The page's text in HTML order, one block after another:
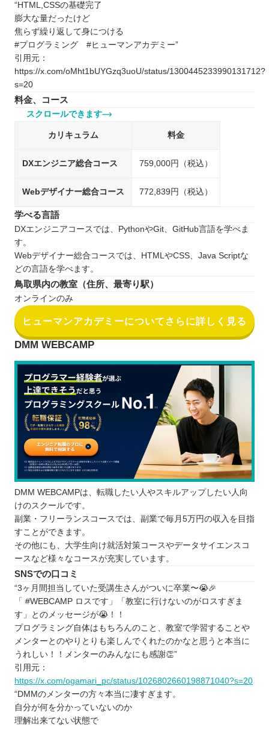
“HTML,CSSの基礎完了
膨大な量だったけど
焦らず繰り返して身につける
#プログラミング #ヒューマンアカデミー”
引用元：
https://x.com/oMht1bUYGzq3uoU/status/1300445233990131712?
s=20
料金、コース
スクロールできます
カリキュラム 料金
DXエンジニア総合コース 759,000円（税込）
Webデザイナー総合コース 772,839円（税込）
学べる言語
DXエンジニアコースでは、PythonやGit、GitHub言語を学べま
す。
Webデザイナー総合コースでは、HTMLやCSS、Java Scriptな
どの言語を学べます。
鳥取県内の教室（住所、最寄り駅）
オンラインのみ
ヒューマンアカデミーについてさらに詳しく見る
DMM WEBCAMP
DMM WEBCAMPは、転職したい人やスキルアップしたい人向
けのスクールです。
副業・フリーランスコースでは、副業で毎月5万円の収入を目指
すことができます。
その他にも、大学生向け就活対策コースやデータサイエンスコ
ースなど様々なコースが充実しています。
SNSでの口コミ
“3ヶ月間担当していた受講生さんがついに卒業〜😭🎉
「 #WEBCAMP ロスです」「教室に行けないのがロスすぎま
す」とのメッセージが😭！！
プログラミング自体はもちろんのこと、教室で学習することや
メンターとのやりとりも楽しんでくれたのかなと思うと本当に
うれしい！！メンターのみんなにも感謝👏”
引用元：
https://x.com/ogamari_pc/status/1026802660198871040?s=20
“DMMのメンターの方々本当に凄すぎます。
自分が何を分かっていないのか
理解出来てない状態で